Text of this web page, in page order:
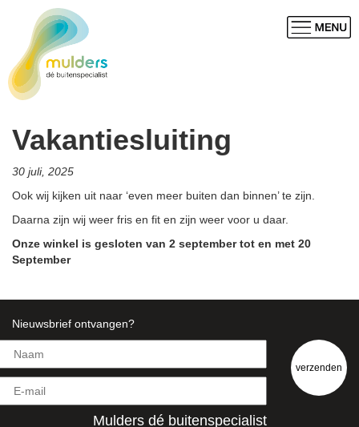
Vakantiesluiting
30 juli, 2025
Ook wij kijken uit naar ‘even meer buiten dan binnen’ te zijn.
Daarna zijn wij weer fris en fit en zijn weer voor u daar.
Onze winkel is gesloten van 2 september tot en met 20
September
Nieuwsbrief ontvangen?
Mulders dé buitenspecialist